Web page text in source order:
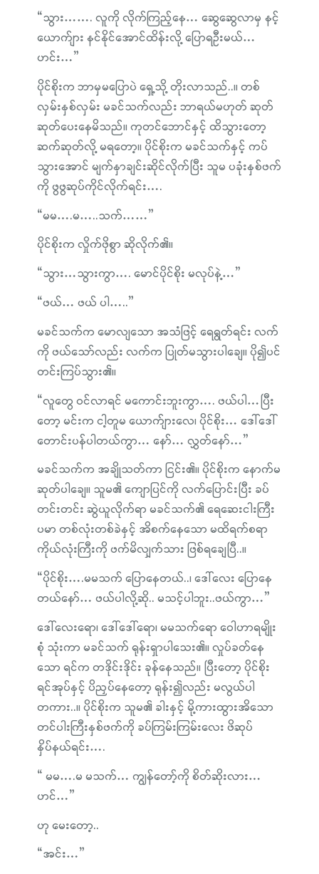
“သွား……. လူကို လိုက်ကြည့်နေ… ဆွေဆွေလာမှ နင့်
ယောက်ျား နင်နိုင်အောင်ထိန်းလို့ ပြောရဦးမယ်…
ဟင်း…”
ပိုင်စိုးက ဘာမှမပြောပဲ ရှေ့သို့ တိုးလာသည်..။ တစ်
လှမ်းနှစ်လှမ်း မခင်သက်လည်း ဘာရယ်မဟုတ် ဆုတ်
ဆုတ်ပေးနေမိသည်။ ကုတင်ဘောင်နှင့် ထိသွားတော့
ဆက်ဆုတ်လို့ မရတော့။ ပိုင်စိုးက မခင်သက်နှင့် ကပ်
သွားအောင် မျက်နှာချင်းဆိုင်လိုက်ပြီး သူမ ပခုံးနှစ်ဖက်
ကို ဖွဖွဆုပ်ကိုင်လိုက်ရင်း….
“မမ….မ…..သက်……”
ပိုင်စိုးက လှိုက်ဖိုစွာ ဆိုလိုက်၏။
“သွား…သွားကွာ…. မောင်ပိုင်စိုး မလုပ်နဲ့…”
“ဖယ်… ဖယ် ပါ…..”
မခင်သက်က မောလျသော အသံဖြင့် ရေရွတ်ရင်း လက်
ကို ဖယ်သော်လည်း လက်က ပြုတ်မသွားပါချေ။ ပို၍ပင်
တင်းကြပ်သွား၏။
“လူတွေ ဝင်လာရင် မကောင်းဘူးကွာ…. ဖယ်ပါ…ပြီး
တော့ မင်းက ငါ့တူမ ယောက်ျားလေ၊ ပိုင်စိုး… ဒေါ်ဒေါ်
တောင်းပန်ပါတယ်ကွာ… နော်… လွှတ်နော်…”
မခင်သက်က အချိုသတ်ကာ ငြင်း၏။ ပိုင်စိုးက နောက်မ
ဆုတ်ပါချေ။ သူမ၏ ကျောပြင်ကို လက်ပြောင်းပြီး ခပ်
တင်းတင်း ဆွဲယူလိုက်ရာ မခင်သက်၏ ရေဆေးငါးကြီး
ပမာ တစ်လုံးတစ်ခဲနှင့် အိစက်နေသော မထိရက်စရာ
ကိုယ်လုံးကြီးကို ဖက်မိလျှက်သား ဖြစ်ရချေပြီ..။
“ပိုင်စိုး….မမသက် ပြောနေတယ်..၊ ဒေါ်လေး ပြောနေ
တယ်နော်… ဖယ်ပါလို့ဆို.. မသင့်ပါဘူး..ဖယ်ကွာ…”
ဒေါ်လေးရော၊ ဒေါ်ဒေါ်ရော၊ မမသက်ရော ဝေါဟာရမျိုး
စုံ သုံးကာ မခင်သက် ရုန်းရှာပါသေး၏။ လှုပ်ခတ်နေ
သော ရင်က တဒိုင်းဒိုင်း ခုန်နေသည်။ ပြီးတော့ ပိုင်စိုး
ရင်အုပ်နှင့် ပိညှပ်နေတော့ ရုန်း၍လည်း မလွယ်ပါ
တကား..။ ပိုင်စိုးက သူမ၏ ခါးနှင့် မို့ကားထွားအိသော
တင်ပါးကြီးနှစ်ဖက်ကို ခပ်ကြမ်းကြမ်းလေး ဖိဆုပ်
နှိပ်နယ်ရင်း….
“ မမ….မ မသက်… ကျွန်တော့်ကို စိတ်ဆိုးလား…
ဟင်…”
ဟု မေးတော့..
“အင်း…”